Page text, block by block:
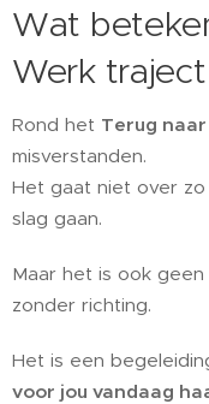
Wat
Werk
Rond het Terug
misverstanden.
Het gaat niet over
slag gaan.
Maar het is ook
zonder richting.
Het is een
voor jou vandaag